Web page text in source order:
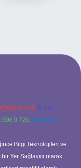
Teams:
606 0 726 Telegram:
Bilgi Teknolojileri ve
Yer Sağlayıcı olarak